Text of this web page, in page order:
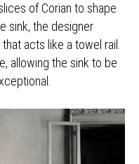
of Corian to shape
sink, the designer
acts like a towel rail.
allowing the sink to be